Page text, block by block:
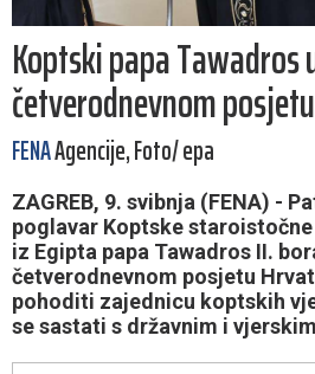
Koptski papa Tawadros
četverodnevnom
FENAAgencije, Foto/ epa
ZAGREB, 9. svibnja (FENA) -
poglavar Koptske
iz Egipta papa Tawadros II.
četverodnevnom posjetu
pohoditi zajednicu koptskih
se sastati s državnim i